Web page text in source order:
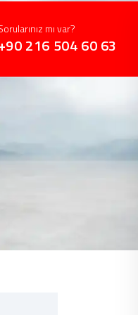
mı var?
216 504 60 63